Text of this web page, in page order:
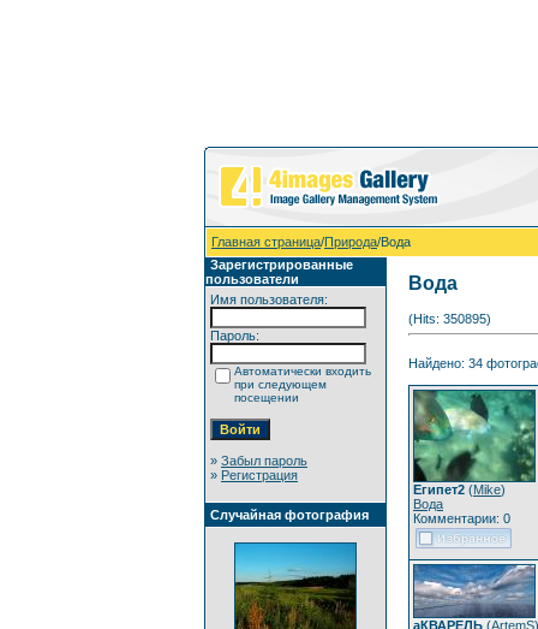
Главная страница/Природа/Вода
Зарегистрированные
пользователи
Имя пользователя:
Пароль:
Автоматически входить
при следующем
посещении
» Забыл пароль
» Регистрация
Случайная фотография
Вода
(Hits: 350895)
Найдено: 34
Египет2 (Mike)
Вода
Комментарии: 0
аКВАРЕЛЬ (ArtemS)